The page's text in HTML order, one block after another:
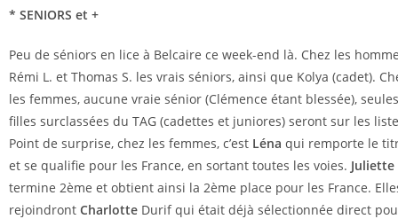
* SENIORS et +
Peu de séniors en lice à Belcaire ce week-end là. Chez les
Rémi L. et Thomas S. les vrais séniors, ainsi que Kolya (cadet).
les femmes, aucune vraie sénior (Clémence étant blessée),
filles surclassées du TAG (cadettes et juniores) seront sur les
Point de surprise, chez les femmes, c’est Léna qui remporte le
et se qualifie pour les France, en sortant toutes les voies. Juliette
termine 2ème et obtient ainsi la 2ème place pour les France.
rejoindront Charlotte Durif qui était déjà sélectionnée direct